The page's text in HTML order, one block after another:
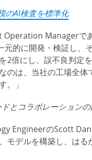
のAI検査を標準化
Managerで
元的に開発・検証し
2倍にし、誤不良判定
のは、当社の工場全
。」
とコラボレーション
EngineerのScott
モデルを構築し、は